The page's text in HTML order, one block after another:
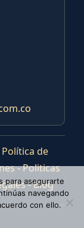
Política de
-Politicas
-Blog
para asegurarte
navegando
con ello.